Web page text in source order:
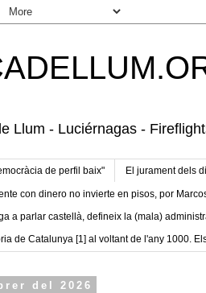
Llum - Luciérnagas -
de perfil baix" El jurament dels
con dinero no invierte en pisos, por
a parlar castellà, defineix la (mala)
de Catalunya [1] al voltant de l'any 1000.
del 2026